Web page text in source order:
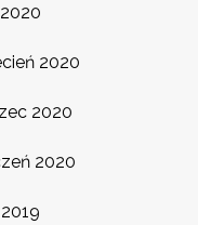
2020
2020
2020